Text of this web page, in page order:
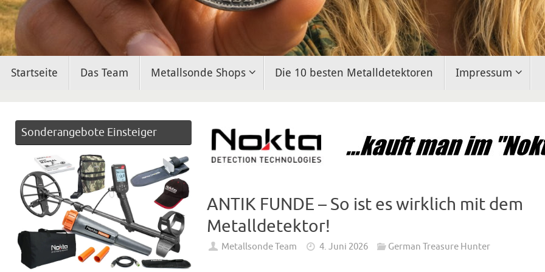
InhaltStartseite Das Team Metallsonde Shops Die 10 besten Metalldetektoren Impressum
ANTIK FUNDE – So ist es wirklich mit dem
Metalldetektor!
Metallsonde Team 4. Juni 2026 German Treasure Hunter
Sonderangebote Einsteiger